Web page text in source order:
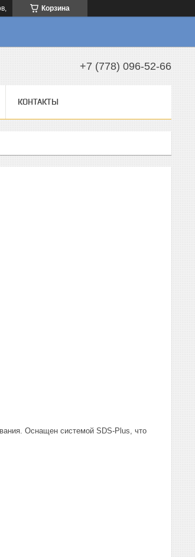
Корзина
+7 (778) 096-52-66
КОНТАКТЫ
Оснащен системой SDS-Plus, что